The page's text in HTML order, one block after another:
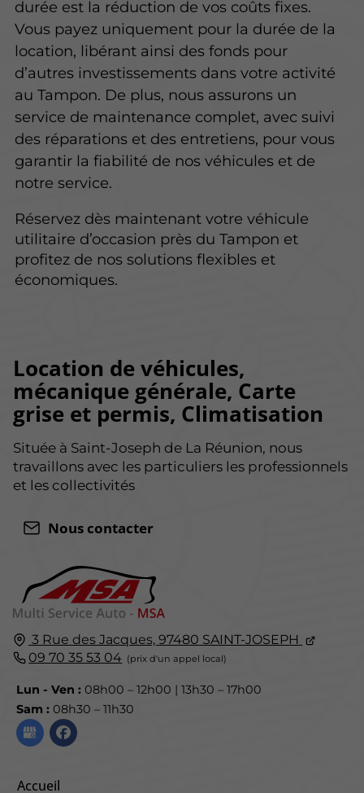
durée est la réduction de vos coûts fixes.
Vous payez uniquement pour la durée de la
location, libérant ainsi des fonds pour
d’autres investissements dans votre activité
au Tampon. De plus, nous assurons un
service de maintenance complet, avec suivi
des réparations et des entretiens, pour vous
garantir la fiabilité de nos véhicules et de
notre service.
Réservez dès maintenant votre véhicule
utilitaire d’occasion près du Tampon et
profitez de nos solutions flexibles et
économiques.
3 Rue des Jacques,97480 SAINT-JOSEPH
09 70 35 53 04
Lun - Ven : 08h00 – 12h00 | 13h30 – 17h00
Sam : 08h30 – 11h30
Accueil
Location de véhicules,
mécanique générale, Carte
grise et permis, Climatisation
Située à Saint-Joseph de La Réunion, nous
travaillons avec les particuliers les professionnels
et les collectivités
Nous contacter